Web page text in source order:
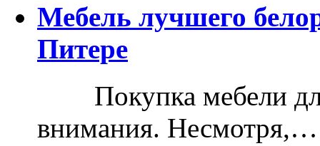
Мебель лучшего
Питере
Покупка мебели для
внимания. Несмотря,…